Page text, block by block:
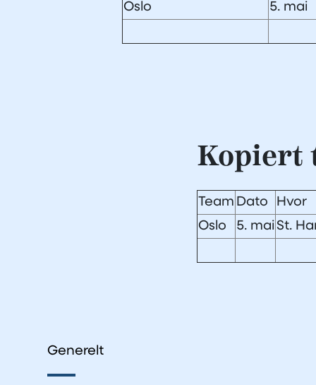
Oslo
5. mai
Kopiert
Team Dato
Hvor
Oslo
5. mai St.
Generelt